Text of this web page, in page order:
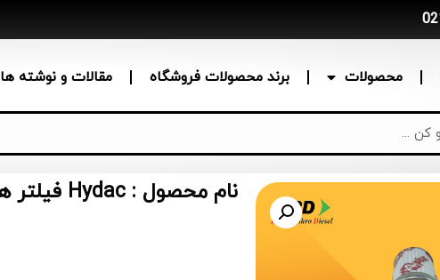
محصولات برند محصولات فروشگاه مقالات و نوشته ها
نام محصول : Hydac فیلتر هیدرولیک 0060D005BN4H 60D005BN4H